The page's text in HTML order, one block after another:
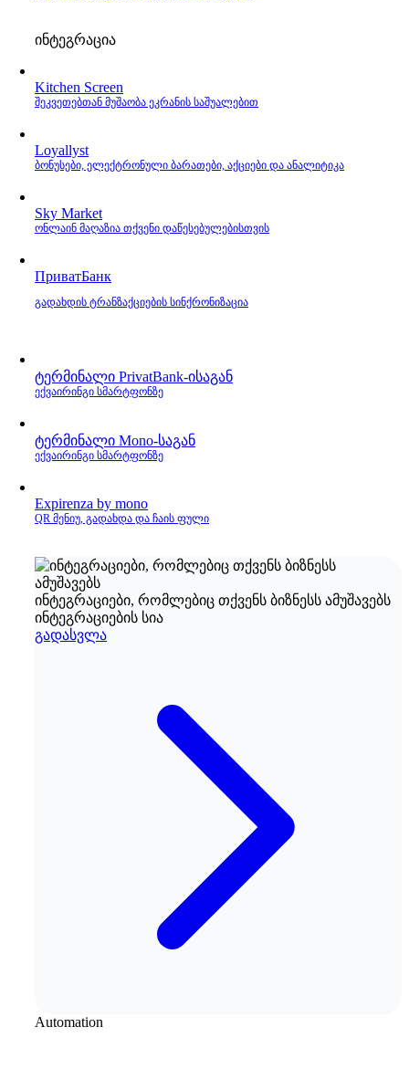
ინტეგრაცია
Kitchen Screen
შეკვეთებთან მუშაობა ეკრანის საშუალებით
Loyallyst
ბონუსები, ელექტრონული ბარათები, აქციები და ანალიტიკა
Sky Market
ონლაინ მაღაზია თქვენი დაწესებულებისთვის
ПриватБанк
გადახდის ტრანზაქციების სინქრონიზაცია
ტერმინალი PrivatBank‑ისაგან
ექვაირინგი სმარტფონზე
ტერმინალი Mono‑საგან
ექვაირინგი სმარტფონზე
Expirenza by mono
QR მენიუ, გადახდა და ჩაის ფული
ინტეგრაციები, რომლებიც თქვენს ბიზნესს ამუშავებს
ინტეგრაციების სია
გადასვლა
Automation